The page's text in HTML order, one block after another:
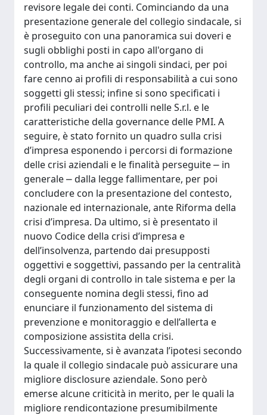
revisore legale dei conti. Cominciando da una
presentazione generale del collegio sindacale, si
è proseguito con una panoramica sui doveri e
sugli obblighi posti in capo all'organo di
controllo, ma anche ai singoli sindaci, per poi
fare cenno ai profili di responsabilità a cui sono
soggetti gli stessi; infine si sono specificati i
profili peculiari dei controlli nelle S.r.l. e le
caratteristiche della governance delle PMI. A
seguire, è stato fornito un quadro sulla crisi
d’impresa esponendo i percorsi di formazione
delle crisi aziendali e le finalità perseguite ⎼ in
generale ⎼ dalla legge fallimentare, per poi
concludere con la presentazione del contesto,
nazionale ed internazionale, ante Riforma della
crisi d’impresa. Da ultimo, si è presentato il
nuovo Codice della crisi d’impresa e
dell’insolvenza, partendo dai presupposti
oggettivi e soggettivi, passando per la centralità
degli organi di controllo in tale sistema e per la
conseguente nomina degli stessi, fino ad
enunciare il funzionamento del sistema di
prevenzione e monitoraggio e dell’allerta e
composizione assistita della crisi.
Successivamente, si è avanzata l’ipotesi secondo
la quale il collegio sindacale può assicurare una
migliore disclosure aziendale. Sono però
emerse alcune criticità in merito, per le quali la
migliore rendicontazione presumibilmente